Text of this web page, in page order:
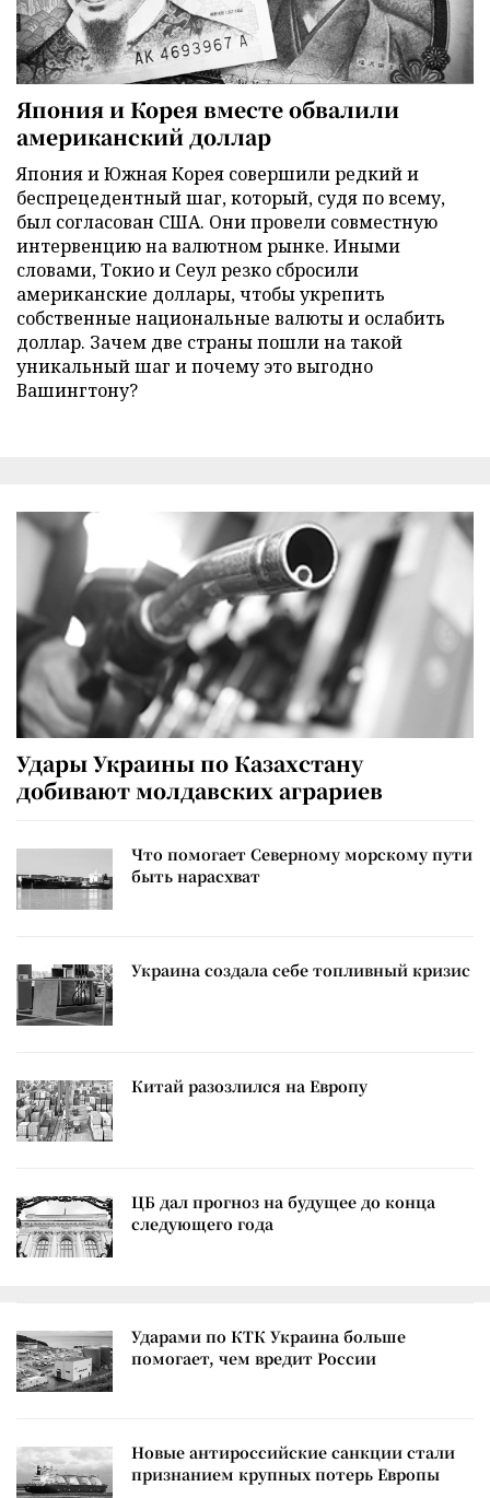
Япония и Корея вместе обвалили
американский доллар
Япония и Южная Корея совершили редкий и
беспрецедентный шаг, который, судя по всему,
был согласован США. Они провели совместную
интервенцию на валютном рынке. Иными
словами, Токио и Сеул резко сбросили
американские доллары, чтобы укрепить
собственные национальные валюты и ослабить
доллар. Зачем две страны пошли на такой
уникальный шаг и почему это выгодно
Вашингтону?
Удары Украины по Казахстану
добивают молдавских аграриев
Что помогает Северному морскому пути
быть нарасхват
Украина создала себе топливный кризис
Китай разозлился на Европу
ЦБ дал прогноз на будущее до конца
следующего года
Ударами по КТК Украина больше
помогает, чем вредит России
Новые антироссийские санкции стали
признанием крупных потерь Европы